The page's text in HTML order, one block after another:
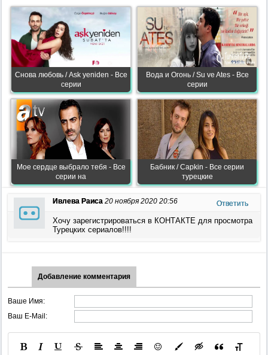
Снова любовь / Ask yeniden - Все
серии
Вода и Огонь / Su ve Ates - Все
серии
Мое сердце выбрало тебя - Все
серии на
Бабник / Capkin - Все серии
турецкие
Ивлева Раиса 20 ноября 2020 20:56 Ответить
Хочу зарегистрироваться в КОНТАКТЕ для просмотра
Турецких сериалов!!!!
Добавление комментария
Ваше Имя:
Ваш E-Mail: